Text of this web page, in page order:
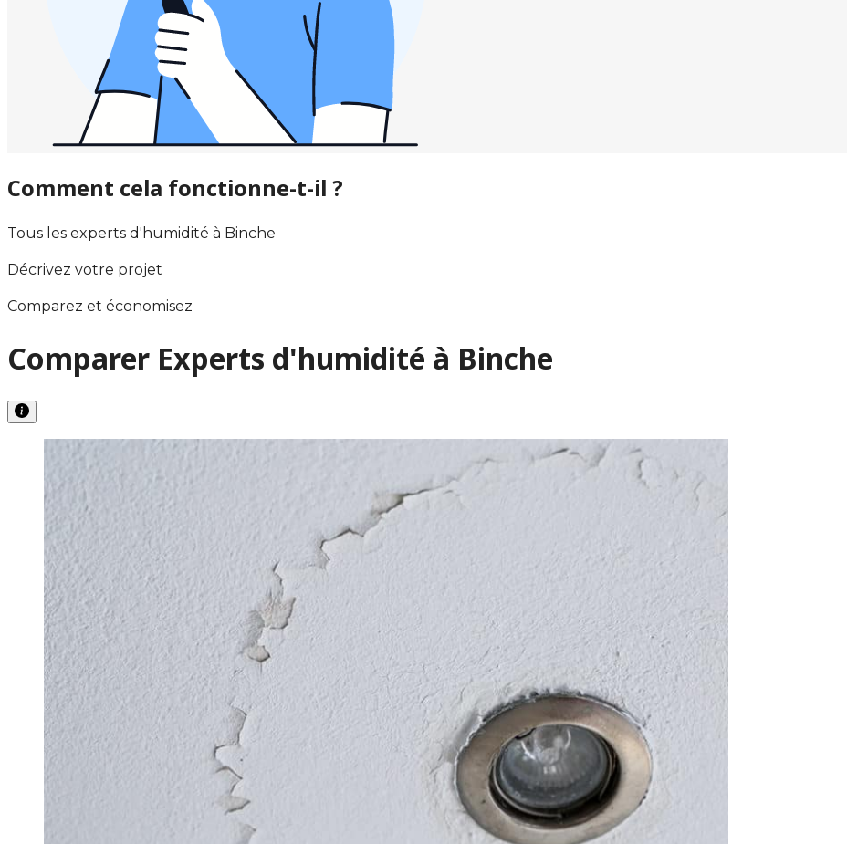
Comment cela fonctionne-t-il ?
Tous les experts d'humidité à Binche
Décrivez votre projet
Comparez et économisez
Comparer Experts d'humidité à Binche